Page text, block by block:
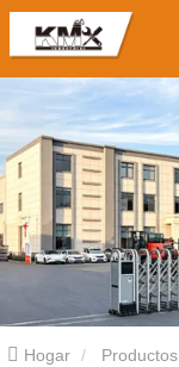
Hogar Productos